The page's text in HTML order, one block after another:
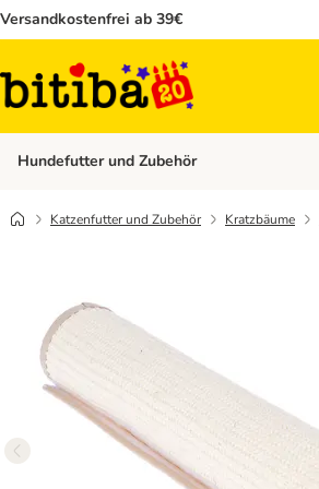
Versandkostenfrei ab 39€
Hundefutter und Zubehör
Katzenfutter und Zubehör Kratzbäume